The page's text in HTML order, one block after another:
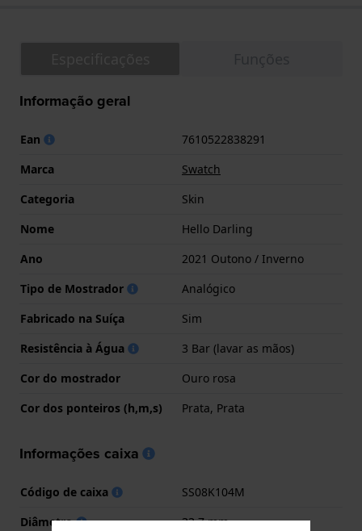
Informação geral
Ean
7610522838291
Marca
Swatch
Categoria
Skin
Nome
Hello Darling
Ano
2021 Outono / Inverno
Tipo de Mostrador
Analógico
Fabricado na Suíça
Sim
Resistência à Água
3 Bar (lavar as mãos)
Cor do mostrador
Ouro rosa
Cor dos ponteiros (h,m,s)
Prata, Prata
Informações caixa
Código de caixa
SS08K104M
Diâmetro
33.7 mm